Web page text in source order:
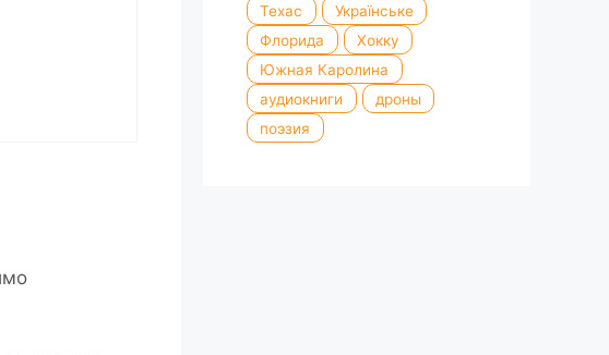
Техас
Українське
Флорида
Хокку
Южная Каролина
аудиокниги
дроны
поэзия